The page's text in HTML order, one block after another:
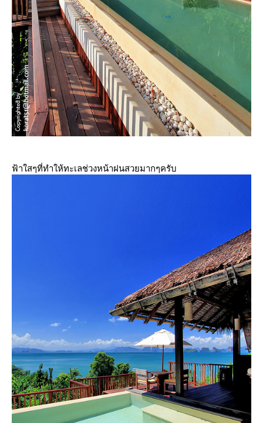
ฟ้าใสๆที่ทำให้ทะเลช่วงหน้าฝนสวยมากๆครับ